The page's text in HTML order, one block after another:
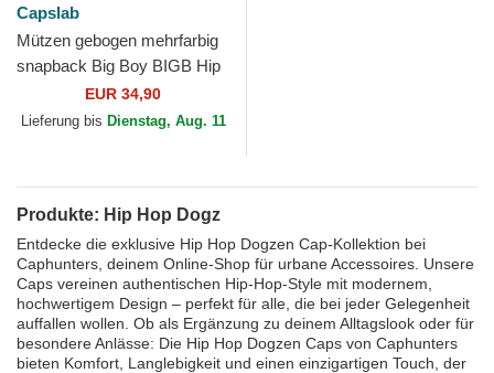
Capslab
Mützen gebogen mehrfarbig
snapback Big Boy BIGB Hip
Hop Dogz von Capslab
EUR 34,90
Lieferung bis Dienstag, Aug. 11
Produkte: Hip Hop Dogz
Entdecke die exklusive Hip Hop Dogzen Cap-Kollektion bei
Caphunters, deinem Online-Shop für urbane Accessoires. Unsere
Caps vereinen authentischen Hip-Hop-Style mit modernem,
hochwertigem Design – perfekt für alle, die bei jeder Gelegenheit
auffallen wollen. Ob als Ergänzung zu deinem Alltagslook oder für
besondere Anlässe: Die Hip Hop Dogzen Caps von Caphunters
bieten Komfort, Langlebigkeit und einen einzigartigen Touch, der